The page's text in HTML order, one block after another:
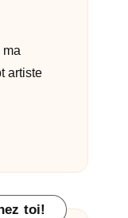
artiste
toi!